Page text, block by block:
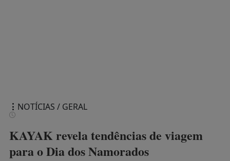
NOTÍCIAS / GERAL
KAYAK revela tendências de viagem
para o Dia dos Namorados